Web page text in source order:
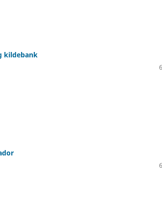
kildebank